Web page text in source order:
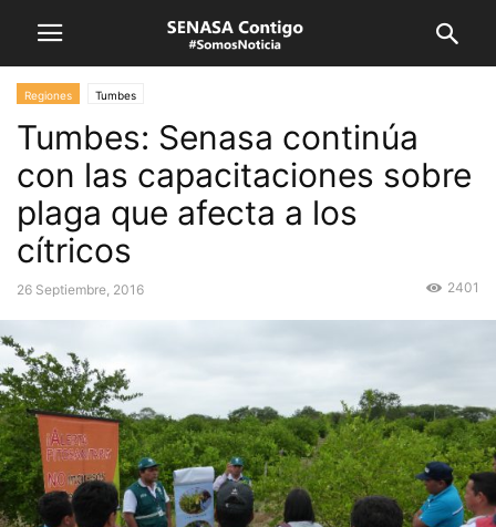
Regiones Tumbes
Tumbes: Senasa continúa
con las capacitaciones sobre
plaga que afecta a los
cítricos
26 Septiembre, 2016 2401